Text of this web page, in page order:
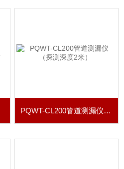
PQWT-CL200管道测漏仪（探测深度2米）